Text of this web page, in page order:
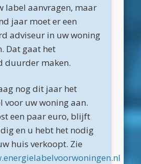
label aanvragen, maar
jaar moet er een
adviseur in uw woning
Dat gaat het
duurder maken.
nog dit jaar het
voor uw woning aan.
een paar euro, blijft
en u hebt het nodig
huis verkoopt. Zie